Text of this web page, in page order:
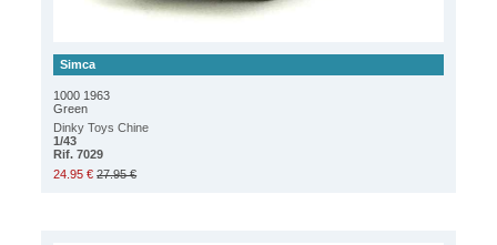
Simca
1000 1963
Green
Dinky Toys Chine
1/43
Rif. 7029
24.95 € 27.95 €